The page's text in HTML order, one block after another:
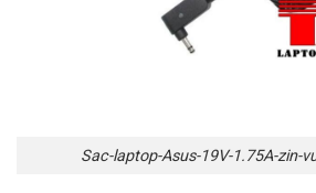
Sac-laptop-Asus-19V-1.75A-zin-